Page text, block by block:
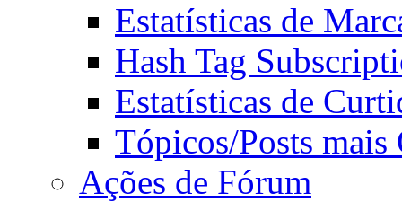
Estatísticas de
Hash Tag
Estatísticas de
Tópicos/Posts mais
Ações de Fórum